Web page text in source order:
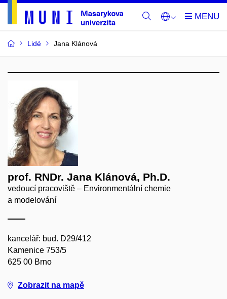
Lidé Jana Klánová
prof. RNDr. Jana Klánová, Ph.D.
vedoucí pracoviště – Environmentální chemie
a modelování
kancelář: bud. D29/412
Kamenice 753/5
625 00 Brno
Zobrazit na mapě